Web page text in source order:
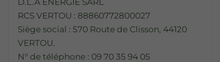
RCS VERTOU : 88860772800027
Siège social : 570 Route de Clisson, 44120
VERTOU.
N° de téléphone : 09 70 35 94 05